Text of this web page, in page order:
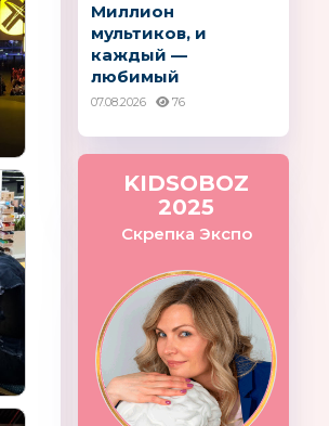
Миллион
мультиков, и
каждый —
любимый
07.08.2026 76
KIDSOBOZ
2025
Скрепка Экспо